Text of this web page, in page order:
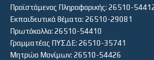
Προϊστάμενος Πληροφορικής: 26510-
Εκπαιδευτικά θέματα: 26510-29081
Πρωτόκολλο: 26510-54410
Γραμματέας ΠΥΣΔΕ: 26510-35741
Μητρώο Μονίμων: 26510-54426